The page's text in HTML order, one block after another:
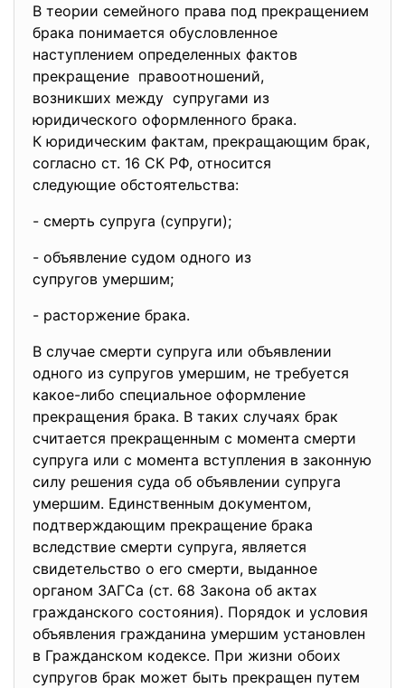
В теории семейного права под прекращением
брака понимается обусловленное
наступлением определенных фактов
прекращение правоотношений,
возникших между супругами из
юридического оформленного брака.
К юридическим фактам, прекращающим брак,
согласно ст. 16 СК РФ, относится
следующие обстоятельства:
- смерть супруга (супруги);
- объявление судом одного из
супругов умершим;
- расторжение брака.
В случае смерти супруга или объявлении
одного из супругов умершим, не требуется
какое-либо специальное оформление
прекращения брака. В таких случаях брак
считается прекращенным с момента смерти
супруга или с момента вступления в законную
силу решения суда об объявлении супруга
умершим. Единственным документом,
подтверждающим прекращение брака
вследствие смерти супруга, является
свидетельство о его смерти, выданное
органом ЗАГСа (ст. 68 Закона об актах
гражданского состояния). Порядок и условия
объявления гражданина умершим установлен
в Гражданском кодексе. При жизни обоих
супругов брак может быть прекращен путем